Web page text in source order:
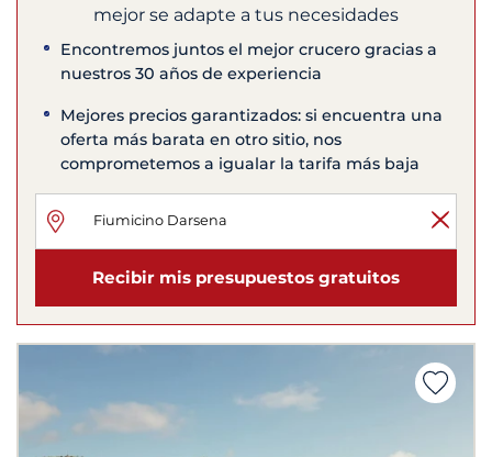
mejor se adapte a tus necesidades
Encontremos juntos el mejor crucero gracias a
nuestros 30 años de experiencia
Mejores precios garantizados: si encuentra una
oferta más barata en otro sitio, nos
comprometemos a igualar la tarifa más baja
Recibir mis presupuestos gratuitos